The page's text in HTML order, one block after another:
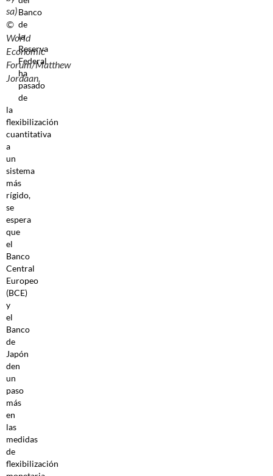
sa)
©
World
Economic
Forum/Matthew
Jordaan.
Banco
de
la
Reserva
Federal
ha
pasado
de
la
flexibilización
cuantitativa
a
un
sistema
más
rígido,
se
espera
que
el
Banco
Central
Europeo
(BCE)
y
el
Banco
de
Japón
den
un
paso
más
en
las
medidas
de
flexibilización